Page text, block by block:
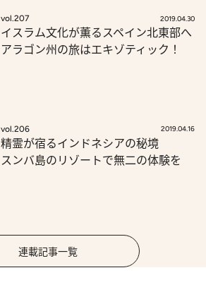
vol.207 2019.04.30
イスラム文化が薫るスペイン北東部へ
アラゴン州の旅はエキゾティック！
vol.206 2019.04.16
精霊が宿るインドネシアの秘境
スンバ島のリゾートで無二の体験を
連載記事一覧